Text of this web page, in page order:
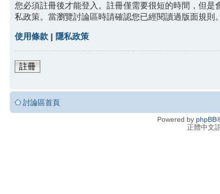
您必須註冊後才能登入。註冊僅需要很短的時間，但
私政策。當瀏覽討論區時請確認您已經閱讀過版面規則
使用條款 | 隱私政策
註冊
討論區首頁
Powered by phpBB
正體中文